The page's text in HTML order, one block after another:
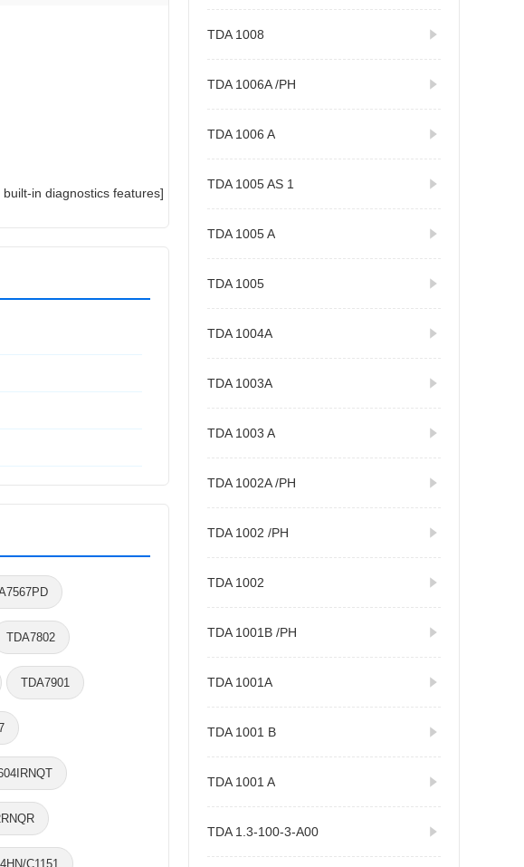
in diagnostics features]
TDA7802
TDA7901
C1151
TDA 1008
TDA 1006A /PH
TDA 1006 A
TDA 1005 AS 1
TDA 1005 A
TDA 1005
TDA 1004A
TDA 1003A
TDA 1003 A
TDA 1002A /PH
TDA 1002 /PH
TDA 1002
TDA 1001B /PH
TDA 1001A
TDA 1001 B
TDA 1001 A
TDA 1.3-100-3-A00